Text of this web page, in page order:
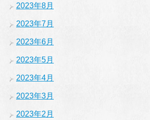
2023年8月
2023年7月
2023年6月
2023年5月
2023年4月
2023年3月
2023年2月